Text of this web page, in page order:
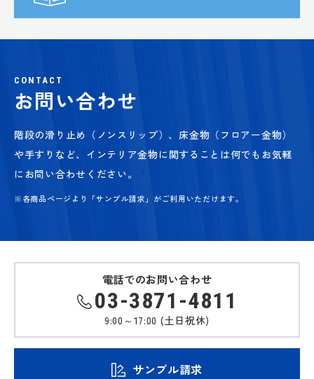
CONTACT
お問い合わせ
階段の滑り止め（ノンスリップ）、床金物（フロアー金物）
や手すりなど、 インテリア金物に関することは何でもお気軽
にお問い合わせください。
※各商品ページより「サンプル請求」がご利用いただけます。
電話でのお問い合わせ
03-3871-4811
9:00～17:00 (土日祝休)
サンプル請求